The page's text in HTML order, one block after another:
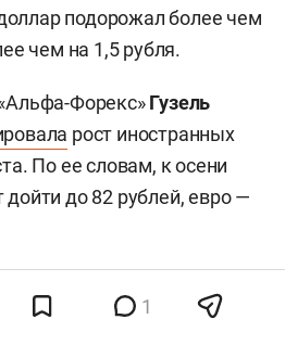
подорожал более чем
чем на 1,5 рубля.
Форекс»Гузель
рост иностранных
По ее словам, к осени
до 82 рублей, евро —
1